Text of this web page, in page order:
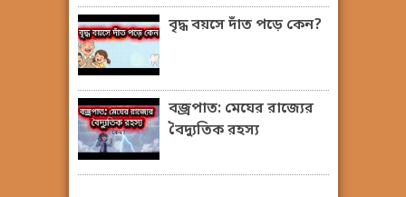
বৃদ্ধ বয়সে দাঁত পড়ে কেন?
বজ্রপাত: মেঘের রাজ্যের
বৈদ্যুতিক রহস্য